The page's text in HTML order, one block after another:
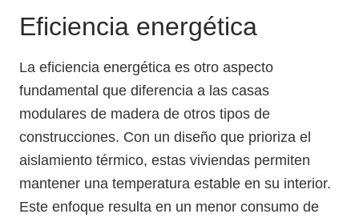
Eficiencia energética
La eficiencia energética es otro aspecto
fundamental que diferencia a las casas
modulares de madera de otros tipos de
construcciones. Con un diseño que prioriza el
aislamiento térmico, estas viviendas permiten
mantener una temperatura estable en su interior.
Este enfoque resulta en un menor consumo de